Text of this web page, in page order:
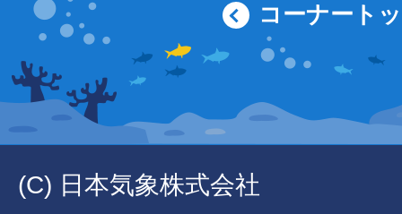
コーナート
(C) 日本気象株式会社